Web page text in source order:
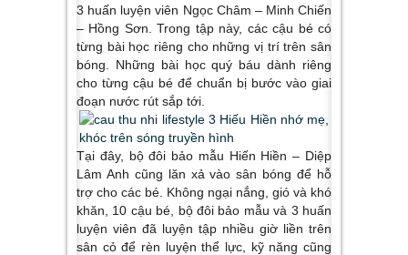
3 huấn luyện viên Ngọc Châm – Minh Chiến
– Hồng Sơn. Trong tập này, các cậu bé có
từng bài học riêng cho những vị trí trên sân
bóng. Những bài học quý báu dành riêng
cho từng cậu bé để chuẩn bị bước vào giai
đoạn nước rút sắp tới.
Tại đây, bộ đôi bảo mẫu Hiến Hiền – Diệp
Lâm Anh cũng lăn xả vào sân bóng để hỗ
trợ cho các bé. Không ngại nắng, gió và khó
khăn, 10 cậu bé, bộ đôi bảo mẫu và 3 huấn
luyện viên đã luyện tập nhiều giờ liền trên
sân cỏ để rèn luyện thể lực, kỹ năng cũng